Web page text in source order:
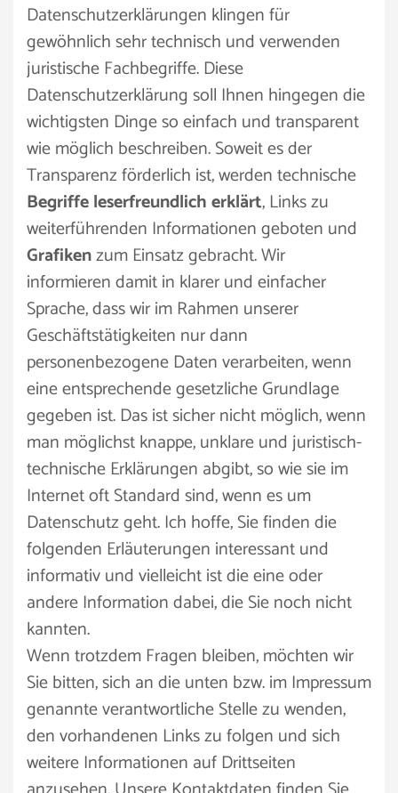
Datenschutzerklärungen klingen für
gewöhnlich sehr technisch und verwenden
juristische Fachbegriffe. Diese
Datenschutzerklärung soll Ihnen hingegen die
wichtigsten Dinge so einfach und transparent
wie möglich beschreiben. Soweit es der
Transparenz förderlich ist, werden technische
Begriffe leserfreundlich erklärt, Links zu
weiterführenden Informationen geboten und
Grafikenzum Einsatz gebracht. Wir
informieren damit in klarer und einfacher
Sprache, dass wir im Rahmen unserer
Geschäftstätigkeiten nur dann
personenbezogene Daten verarbeiten, wenn
eine entsprechende gesetzliche Grundlage
gegeben ist. Das ist sicher nicht möglich, wenn
man möglichst knappe, unklare und juristisch-
technische Erklärungen abgibt, so wie sie im
Internet oft Standard sind, wenn es um
Datenschutz geht. Ich hoffe, Sie finden die
folgenden Erläuterungen interessant und
informativ und vielleicht ist die eine oder
andere Information dabei, die Sie noch nicht
kannten.
Wenn trotzdem Fragen bleiben, möchten wir
Sie bitten, sich an die unten bzw. im Impressum
genannte verantwortliche Stelle zu wenden,
den vorhandenen Links zu folgen und sich
weitere Informationen auf Drittseiten